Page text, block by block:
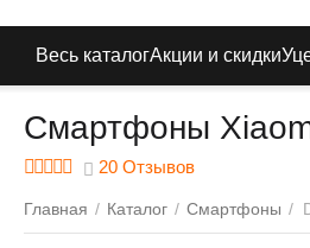
Весь каталогАкции и скидки
Смартфоны
20 Отзывов
Главная / Каталог / Смартфоны /